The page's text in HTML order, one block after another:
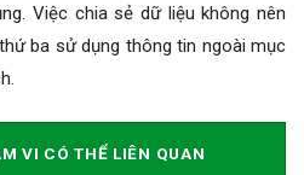
Việc chia sẻ dữ liệu không nên
ba sử dụng thông tin ngoài mục
VI CÓ THỂ LIÊN QUAN